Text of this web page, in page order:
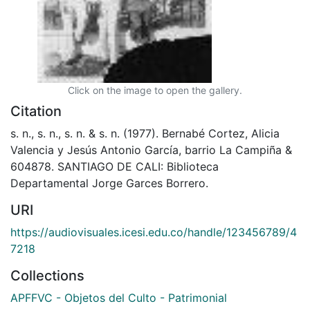
Click on the image to open the gallery.
Citation
s. n., s. n., s. n. & s. n. (1977). Bernabé Cortez, Alicia
Valencia y Jesús Antonio García, barrio La Campiña &
604878. SANTIAGO DE CALI: Biblioteca
Departamental Jorge Garces Borrero.
URI
https://audiovisuales.icesi.edu.co/handle/123456789/4
7218
Collections
APFFVC - Objetos del Culto - Patrimonial